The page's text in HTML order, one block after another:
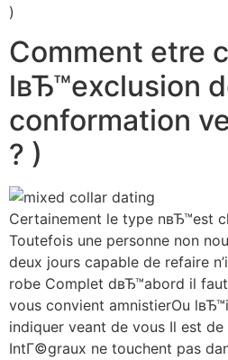
)
Comment etre
lвЂ™exclusion
conformation
? )
Certainement le type nвЂ™est
Toutefois une personne non
deux jours capable de refaire
robe Complet dвЂ™abord il
vous convient amnistierOu
indiquer veant de vous Il est
IntГ©graux ne touchent pas